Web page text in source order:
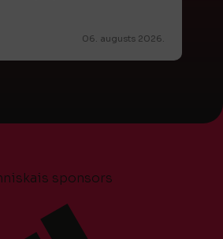
06. augusts 2026.
sponsors